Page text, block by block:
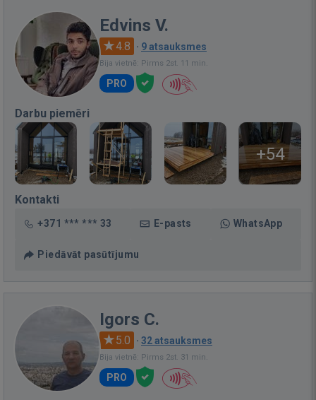
Edvins V.
4.8 · 9 atsauksmes
Bija vietnē: Pirms 2st. 11 min.
PRO
Darbu piemēri
+54
Kontakti
+371 *** *** 33 E-pasts WhatsApp
Piedāvāt pasūtījumu
Igors C.
5.0 · 32 atsauksmes
Bija vietnē: Pirms 2st. 31 min.
PRO